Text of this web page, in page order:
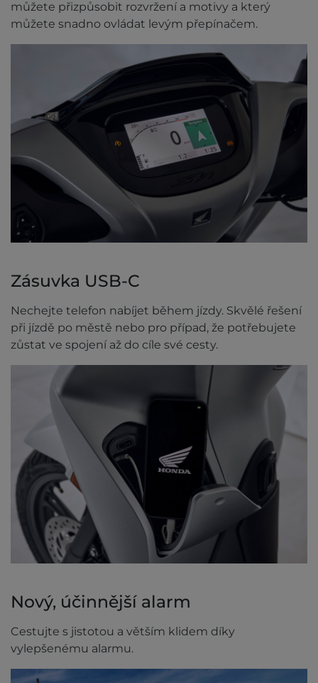
můžete přizpůsobit rozvržení a motivy a který
můžete snadno ovládat levým přepínačem.
Zásuvka USB-C
Nechejte telefon nabíjet během jízdy. Skvělé řešení
při jízdě po městě nebo pro případ, že potřebujete
zůstat ve spojení až do cíle své cesty.
Nový, účinnější alarm
Cestujte s jistotou a větším klidem díky
vylepšenému alarmu.